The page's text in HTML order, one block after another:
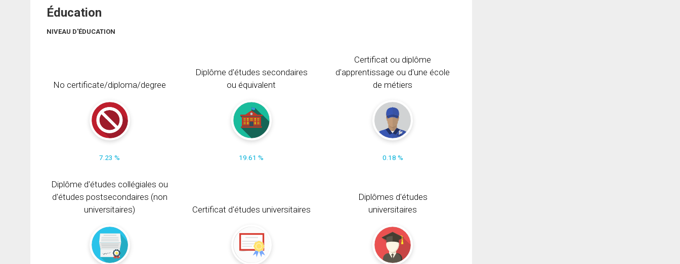
Éducation
NIVEAU D'ÉDUCATION
No certificate/diploma/degree
7.23 %
Diplôme d'études secondaires
ou équivalent
19.61 %
Certificat ou diplôme
d'apprentissage ou d'une école
de métiers
0.18 %
Diplôme d'études collégiales ou
d'études postsecondaires (non
universitaires)
Certificat d'études universitaires
Diplômes d'études
universitaires